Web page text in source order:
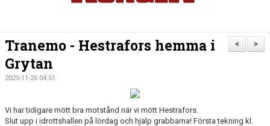
TRUPPEN
BILDGALLERI
DOKUMENT
>
<
Tranemo - Hestrafors hemma i
Grytan
2025-11-26 04:51
Vi har tidigare mött bra motstånd när vi mött Hestrafors.
Slut upp i idrottshallen på lördag och hjälp grabbarna! Första tekning kl.